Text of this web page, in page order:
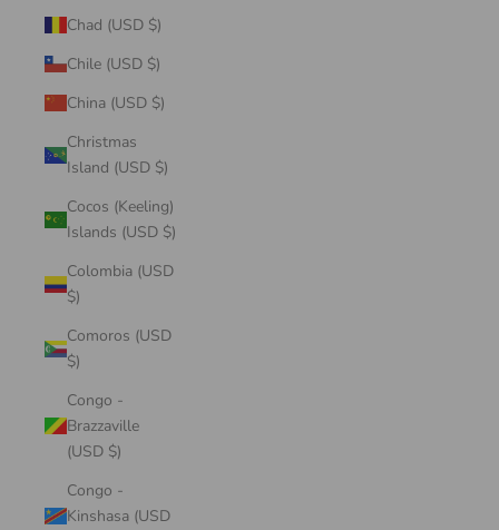
Chad (USD $)
Chile (USD $)
China (USD $)
Christmas
Island (USD $)
Cocos (Keeling)
Islands (USD $)
Colombia (USD
$)
Comoros (USD
$)
Congo -
Brazzaville
(USD $)
Congo -
Kinshasa (USD